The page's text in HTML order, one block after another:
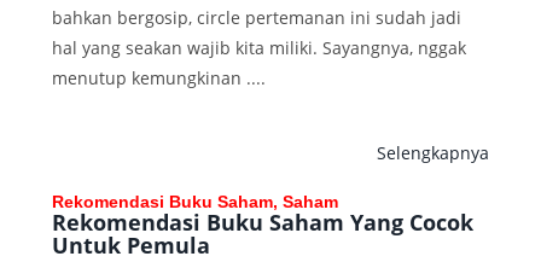
bahkan bergosip, circle pertemanan ini sudah jadi
hal yang seakan wajib kita miliki. Sayangnya, nggak
menutup kemungkinan ....
Selengkapnya
Rekomendasi Buku Saham, Saham
Rekomendasi Buku Saham Yang Cocok
Untuk Pemula